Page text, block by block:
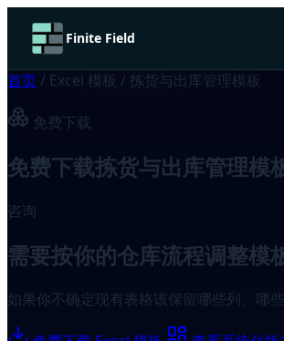
Finite Field
首页 / Excel 模板 / 拣货与出库管理模板
免费下载
免费下载拣货与出库管理模
咨询
需要按你的仓库流程调整模
如果你不确定现有表格该保留哪些列、哪